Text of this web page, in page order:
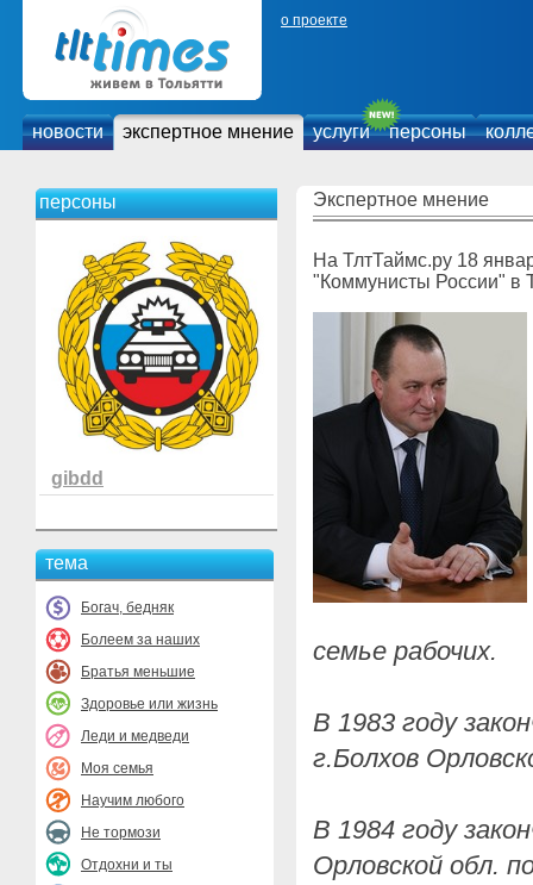
о проекте
новости экспертное мнение услуги персоны
персоны
gibdd
тема
Богач, бедняк
Болеем за наших
Братья меньшие
Здоровье или жизнь
Леди и медведи
Моя семья
Научим любого
Не тормози
Отдохни и ты
Экспертное мнение
На ТлтТаймс.ру 18
"Коммунисты России" в
семье рабочих.
В 1983 году
г.Болхов
В 1984 году
Орловской обл.